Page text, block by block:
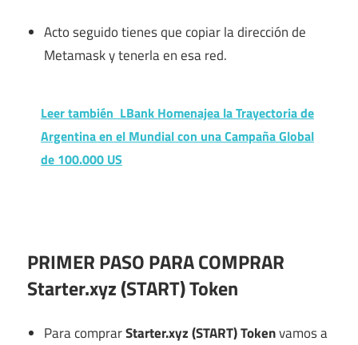
Acto seguido tienes que copiar la dirección de
Metamask y tenerla en esa red.
Leer también LBank Homenajea la Trayectoria de
Argentina en el Mundial con una Campaña Global
de 100.000 US
PRIMER PASO PARA COMPRAR
Starter.xyz (START) Token
Para comprarStarter.xyz (START) Tokenvamos a